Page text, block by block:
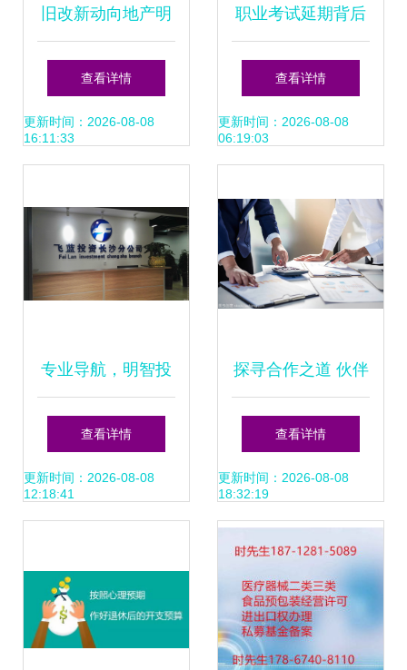
旧改新动向地产明
星携手同，鹏城项
目看短度航·合作前
查看详情
更新时间：2026-08-08
16:11:33
职业考试延期背后
的行业调整与新机
遇
查看详情
更新时间：2026-08-08
06:19:03
专业导航，明智投
资——怀化飞蓝投
资咨询的价值主张
查看详情
更新时间：2026-08-08
12:18:41
探寻合作之道 伙伴
会议与投资咨询的
融合智慧
查看详情
更新时间：2026-08-08
18:32:19